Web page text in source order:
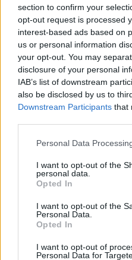
section to confirm your
opt-out request is processed
interest-based ads based on
us or personal information
your opt-out. You may
disclosure of your personal
IAB’s list of downstream
also be disclosed by us to
Downstream Participants that
Personal Data
I want to opt-out of the
personal data.
Opted In
I want to opt-out of the
Personal Data.
Opted In
I want to opt-out of
Personal Data for
Esim for USA|Esim for